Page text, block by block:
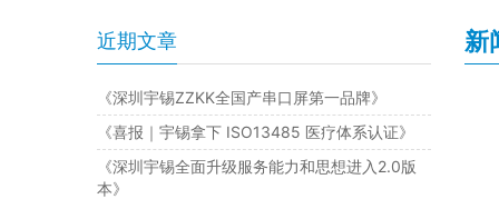
新
近期文章
《深圳宇锡ZZKK全国产串口屏第一品牌》
《喜报｜宇锡拿下 ISO13485 医疗体系认证》
《深圳宇锡全面升级服务能力和思想进入2.0版
本》